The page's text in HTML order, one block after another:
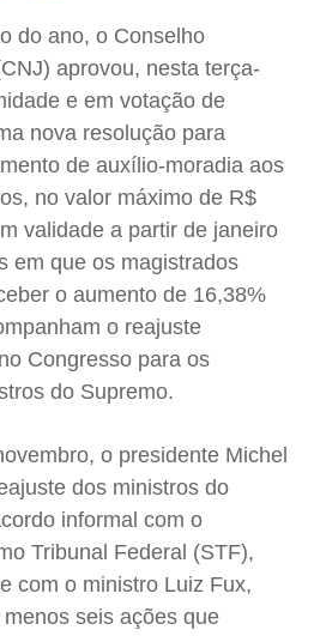
do ano, o Conselho
aprovou, nesta terça-
e em votação de
nova resolução para
de auxílio-moradia aos
no valor máximo de R$
validade a partir de janeiro
em que os magistrados
o aumento de 16,38%
o reajuste
Congresso para os
do Supremo.
o presidente Michel
dos ministros do
informal com o
Tribunal Federal (STF),
com o ministro Luiz Fux,
seis ações que